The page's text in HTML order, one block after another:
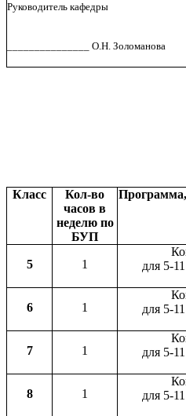
Руководитель кафедры
_______________ О.Н. Золоманова
Класс
Кол-во
часов в
неделю по
БУП
5 1
для 5-
6 1
для 5-
7 1
для 5-
8 1
для 5-